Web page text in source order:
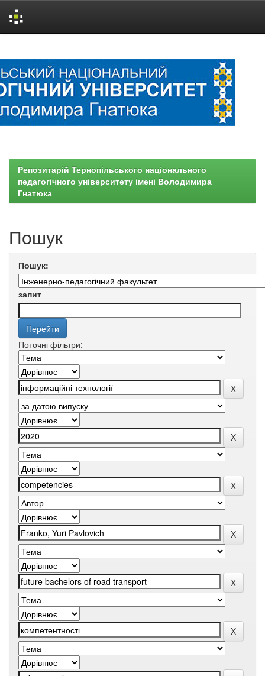
Репозитарій Тернопільського національного
педагогічного університету імені Володимира
Гнатюка
Пошук
Пошук:
запит
Поточні фільтри: